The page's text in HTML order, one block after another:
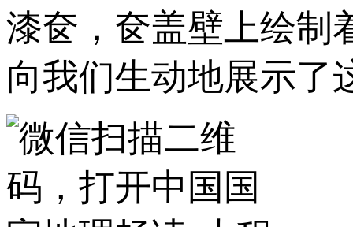
漆奁，奁盖壁上绘制
向我们生动地展示了